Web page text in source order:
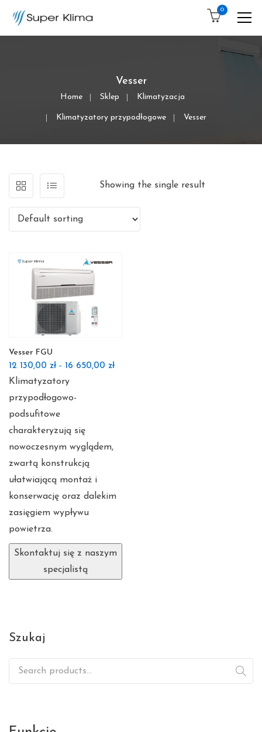
0
Vesser
Home Sklep Klimatyzacja
Klimatyzatory przypodłogowe Vesser
Showing the single result
Vesser FGU
12 130,00 zł – 16 650,00 zł
Klimatyzatory
przypodłogowo-
podsufitowe
charakteryzują się
nowoczesnym wyglądem,
zwartą konstrukcją
ułatwiającą montaż i
konserwację oraz dalekim
zasięgiem wypływu
powietrza.
Skontaktuj się z naszym
specjalistą
Szukaj
Search for: